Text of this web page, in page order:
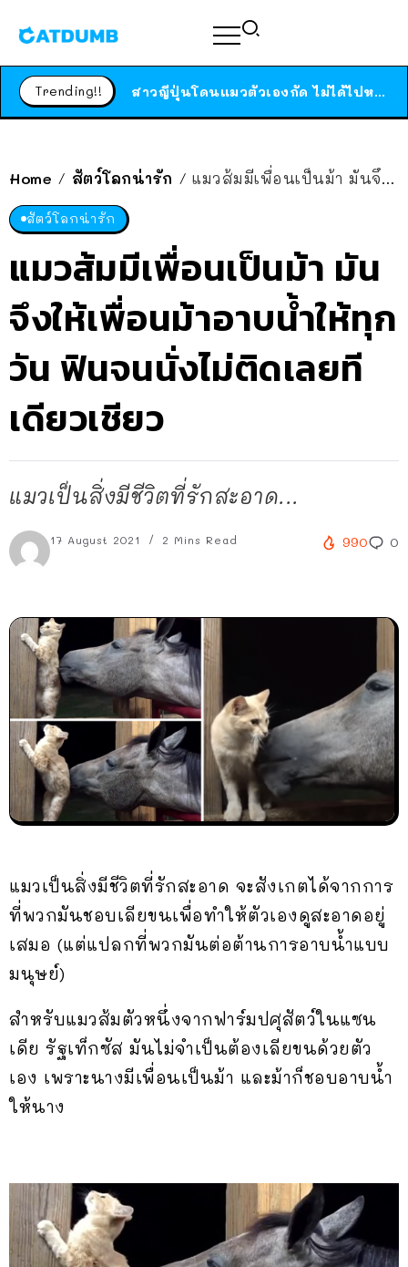
Trending!! ได้เวลาเด็กหนวดรวมตัว RF Online Next เปิดให้เล่นแล้ว เกม Sci-Fi MMORPG ระดับตำนาน เล่นได้ทั้งมือถือและ PC
สาวญี่ปุ่นโดนแมวตัวเองกัด ไม่ได้ไปหาหมอตั้งแต่เนิ่นๆ สุดท้ายขาบวม กลายเป็นโรคเนื้อเน่า เตือนทาสแมวทั้งหลายให้ระวัง
Home / สัตว์โลกน่ารัก / แมวส้มมีเพื่อนเป็นม้า มันจึงให้เพื่อนม้าอาบน้ำให้ทุกวัน ฟินจนนั่งไม่ติดเลยทีเดียวเชียว
สัตว์โลกน่ารัก
แมวส้มมีเพื่อนเป็นม้า มัน
จึงให้เพื่อนม้าอาบน้ำให้ทุก
วัน ฟินจนนั่งไม่ติดเลยที
เดียวเชียว
แมวเป็นสิ่งมีชีวิตที่รักสะอาด...
17 August 2021 2 Mins Read 990 0
แมวเป็นสิ่งมีชีวิตที่รักสะอาด จะสังเกตได้จากการ
ที่พวกมันชอบเลียขนเพื่อทำให้ตัวเองดูสะอาดอยู่
เสมอ (แต่แปลกที่พวกมันต่อต้านการอาบน้ำแบบ
มนุษย์)
สำหรับแมวส้มตัวหนึ่งจากฟาร์มปศุสัตว์ในแซน
เดีย รัฐเท็กซัส มันไม่จำเป็นต้องเลียขนด้วยตัว
เอง เพราะนางมีเพื่อนเป็นม้า และม้าก็ชอบอาบน้ำ
ให้นาง